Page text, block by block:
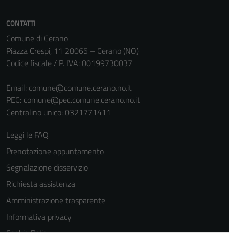
CONTATTI
Comune di Cerano
Piazza Crespi, 11 28065 – Cerano (NO)
Codice fiscale / P. IVA: 00199730037
Email: comune@comune.cerano.no.it
PEC: comune@pec.comune.cerano.no.it
Centralino unico: 0321771411
Leggi le FAQ
Prenotazione appuntamento
Segnalazione disservizio
Richiesta assistenza
Amministrazione trasparente
Informativa privacy
non raccolgono